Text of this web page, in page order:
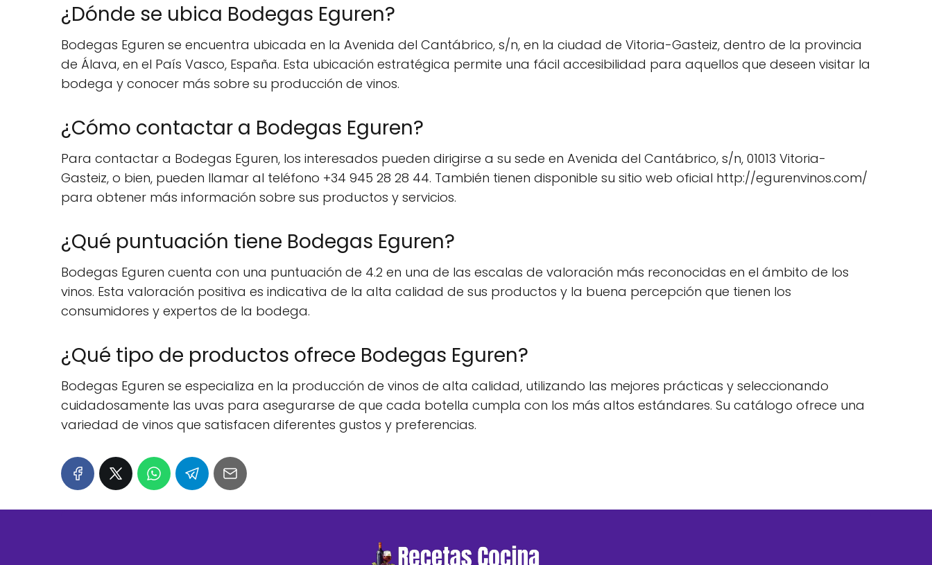
¿Dónde se ubica Bodegas Eguren?
Bodegas Eguren se encuentra ubicada en la Avenida del Cantábrico, s/n, en la ciudad de Vitoria-Gasteiz, dentro de la provincia
de Álava, en el País Vasco, España. Esta ubicación estratégica permite una fácil accesibilidad para aquellos que deseen visitar la
bodega y conocer más sobre su producción de vinos.
¿Cómo contactar a Bodegas Eguren?
Para contactar a Bodegas Eguren, los interesados pueden dirigirse a su sede en Avenida del Cantábrico, s/n, 01013 Vitoria-
Gasteiz, o bien, pueden llamar al teléfono +34 945 28 28 44. También tienen disponible su sitio web oficial http://egurenvinos.com/
para obtener más información sobre sus productos y servicios.
¿Qué puntuación tiene Bodegas Eguren?
Bodegas Eguren cuenta con una puntuación de 4.2 en una de las escalas de valoración más reconocidas en el ámbito de los
vinos. Esta valoración positiva es indicativa de la alta calidad de sus productos y la buena percepción que tienen los
consumidores y expertos de la bodega.
¿Qué tipo de productos ofrece Bodegas Eguren?
Bodegas Eguren se especializa en la producción de vinos de alta calidad, utilizando las mejores prácticas y seleccionando
cuidadosamente las uvas para asegurarse de que cada botella cumpla con los más altos estándares. Su catálogo ofrece una
variedad de vinos que satisfacen diferentes gustos y preferencias.